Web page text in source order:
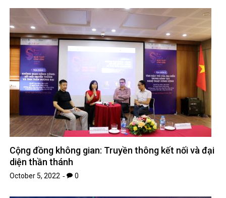
Cộng đồng không gian: Truyền thông kết nối và đại
diện thần thánh
October 5, 2022 0